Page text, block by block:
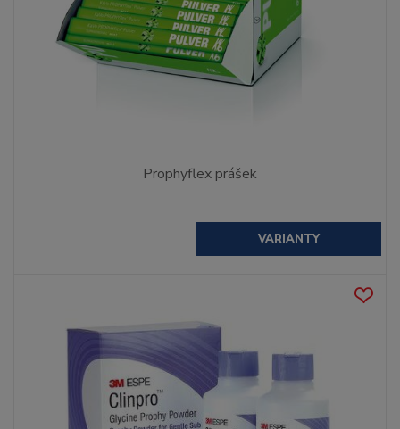
Prophyflex prášek
VARIANTY